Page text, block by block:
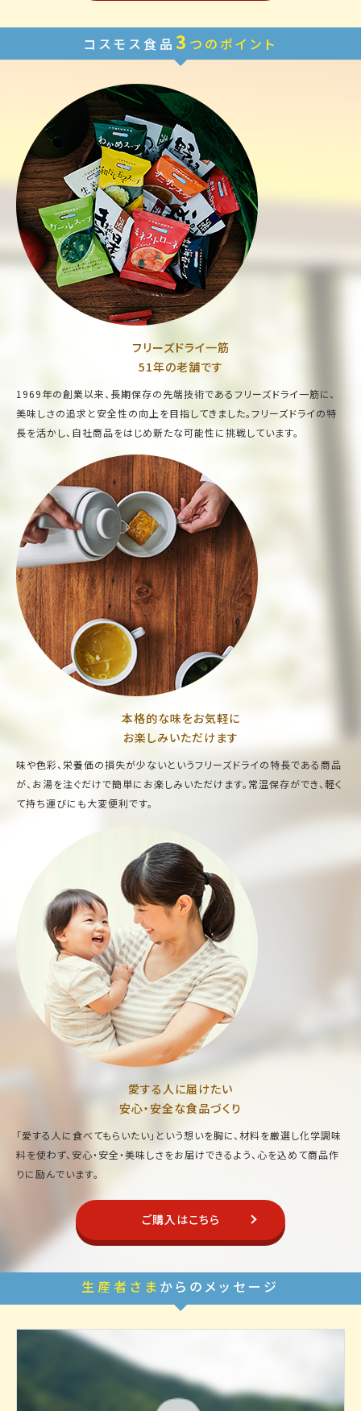
コスモス食品 3 つのポイント
フリーズドライ一筋
51年の老舗です
1969年の創業以来、長期保存の先端技術であるフリーズドライ一筋に、
美味しさの追求と安全性の向上を目指してきました。フリーズドライの特
長を活かし、自社商品をはじめ新たな可能性に挑戦しています。
本格的な味をお気軽に
お楽しみいただけます
味や色彩、栄養価の損失が少ないというフリーズドライの特長である商品
が、お湯を注ぐだけで簡単にお楽しみいただけます。常温保存ができ、軽く
て持ち運びにも大変便利です。
愛する人に届けたい
安心・安全な食品づくり
「愛する人に食べてもらいたい」という想いを胸に、材料を厳選し化学調味
料を使わず、安心・安全・美味しさをお届けできるよう、心を込めて商品作
りに励んでいます。
ご購入はこちら
生産者さま からのメッセージ